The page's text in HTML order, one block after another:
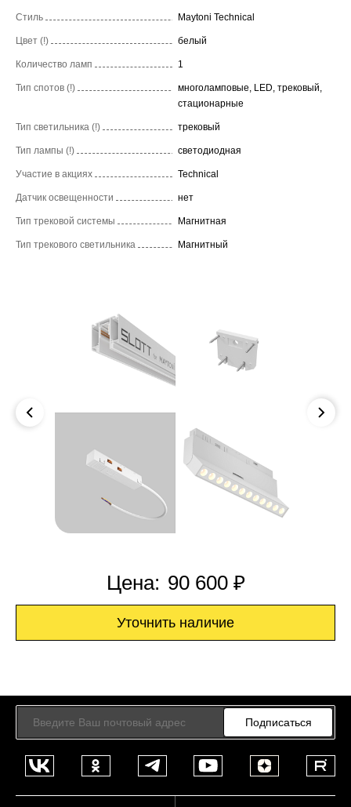
Стиль Maytoni Technical
Цвет (!) белый
Количество ламп 1
Тип спотов (!)
многоламповые, LED, трековый,
стационарные
Тип светильника (!) трековый
Тип лампы (!) светодиодная
Участие в акциях Technical
Датчик освещенности нет
Тип трековой системы Магнитная
Тип трекового светильника Магнитный
Цена: 90 600 ₽
Уточнить наличие
Подписаться